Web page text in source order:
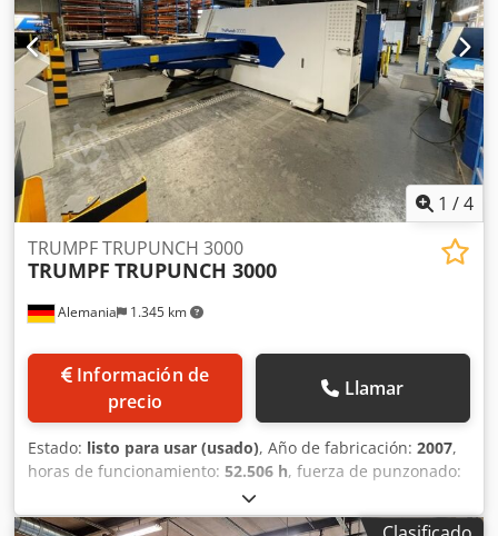
1 /4
Alemania 1.345 km
TRUMPF TRUPUNCH 3000
TRUMPF TRUPUNCH 3000
Información de
precio
Llamar
Estado: listo para usar (usado), Año de fabricación: 2007,
horas de funcionamiento: 52.506 h, fuerza de punzonado:
, espesor de chapa (máx.):
TRUMPF TRUPUNCH 3000 de 5 ejes se fabricó en 2007.